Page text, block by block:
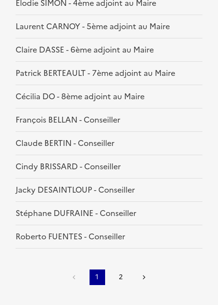
Elodie SIMON - 4ème adjoint au Maire
Laurent CARNOY - 5ème adjoint au Maire
Claire DASSE - 6ème adjoint au Maire
Patrick BERTEAULT - 7ème adjoint au Maire
Cécilia DO - 8ème adjoint au Maire
François BELLAN - Conseiller
Claude BERTIN - Conseiller
Cindy BRISSARD - Conseiller
Jacky DESAINTLOUP - Conseiller
Stéphane DUFRAINE - Conseiller
Roberto FUENTES - Conseiller
1 2